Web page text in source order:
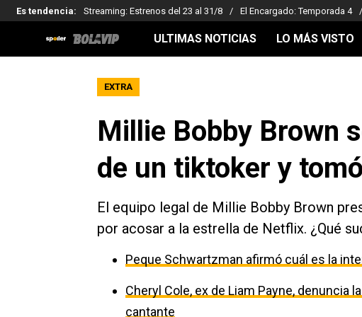
Es tendencia: Streaming: Estrenos del 23 al 31/8 El Encargado: Temporada 4
ULTIMAS NOTICIAS LO MÁS VISTO
EXTRA
Millie Bobby Brown
de un tiktoker y
El equipo legal de Millie Bobby Brown
por acosar a la estrella de Netflix. ¿Qué
Peque Schwartzman afirmó cuál es la
Cheryl Cole, ex de Liam Payne, denuncia
cantante